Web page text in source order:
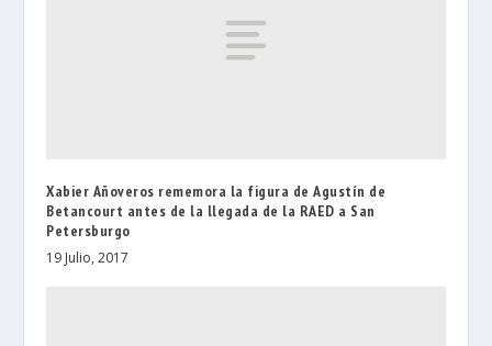
Xabier Añoveros rememora la figura de Agustín de
Betancourt antes de la llegada de la RAED a San
Petersburgo
19 Julio, 2017